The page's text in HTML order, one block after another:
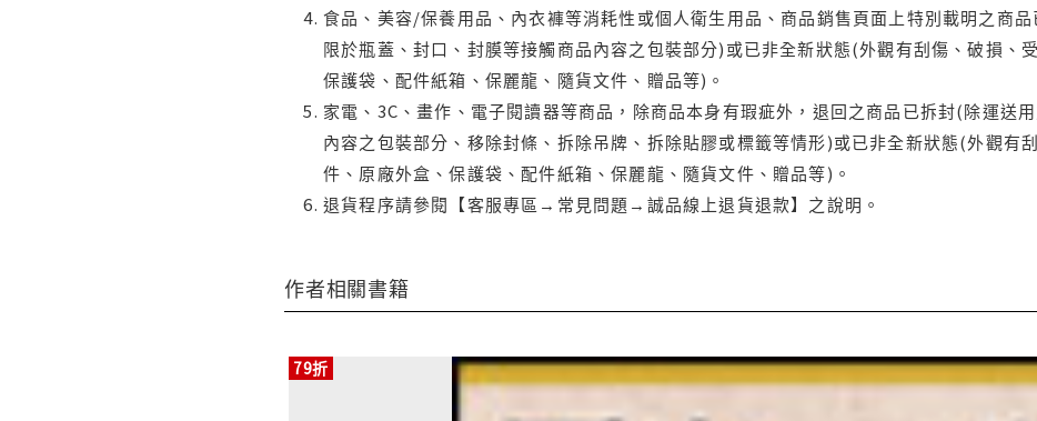
食品、美容/保養用品、內衣褲等消耗性或個人衛生用品、商品銷售頁面上特別載明之商
限於瓶蓋、封口、封膜等接觸商品內容之包裝部分)或已非全新狀態(外觀有刮傷、破損、
保護袋、配件紙箱、保麗龍、隨貨文件、贈品等)。
家電、3C、畫作、電子閱讀器等商品，除商品本身有瑕疵外，退回之商品已拆封(除運送
內容之包裝部分、移除封條、拆除吊牌、拆除貼膠或標籤等情形)或已非全新狀態(外觀有
件、原廠外盒、保護袋、配件紙箱、保麗龍、隨貨文件、贈品等)。
退貨程序請參閱【客服專區→常見問題→誠品線上退貨退款】之說明。
作者相關書籍
79折